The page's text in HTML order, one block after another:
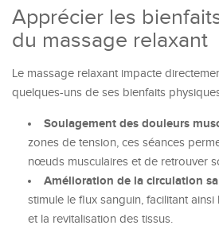
Apprécier les
du massage relaxant
Le massage relaxant impacte
quelques-uns de ses bienfaits
Soulagement des douleurs
zones de tension, ces séances
nœuds musculaires et de retrouver
Amélioration de la circulation
stimule le flux sanguin, facilitant ainsi
et la revitalisation des tissus.